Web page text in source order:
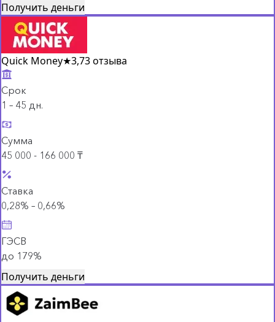
Получить деньги
Quick Money★3,73 отзыва
Срок
1 – 45 дн.
Сумма
45 000 - 166 000 ₸
Ставка
0,28% – 0,66%
ГЭСВ
до 179%
Получить деньги